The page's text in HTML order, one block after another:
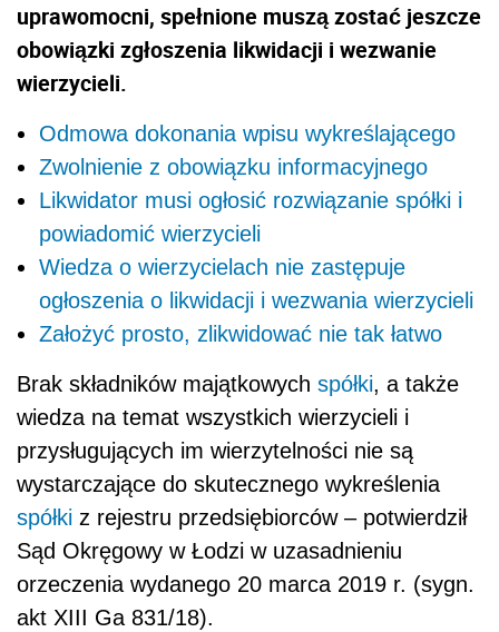
uprawomocni, spełnione muszą zostać jeszcze
obowiązki zgłoszenia likwidacji i wezwanie
wierzycieli.
Odmowa dokonania wpisu wykreślającego
Zwolnienie z obowiązku informacyjnego
Likwidator musi ogłosić rozwiązanie spółki i
powiadomić wierzycieli
Wiedza o wierzycielach nie zastępuje
ogłoszenia o likwidacji i wezwania wierzycieli
Założyć prosto, zlikwidować nie tak łatwo
Brak składników majątkowych spółki, a także
wiedza na temat wszystkich wierzycieli i
przysługujących im wierzytelności nie są
wystarczające do skutecznego wykreślenia
spółki z rejestru przedsiębiorców – potwierdził
Sąd Okręgowy w Łodzi w uzasadnieniu
orzeczenia wydanego 20 marca 2019 r. (sygn.
akt XIII Ga 831/18).